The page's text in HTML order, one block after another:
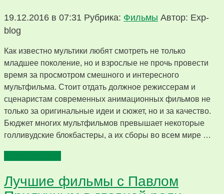
19.12.2016 в 07:31 Рубрика: Фильмы Автор: Exp-
blog
Как известно мультики любят смотреть не только
младшее поколение, но и взрослые не прочь провести
время за просмотром смешного и интересного
мультфильма. Стоит отдать должное режиссерам и
сценаристам современных анимационных фильмов не
только за оригинальные идеи и сюжет, но и за качество.
Бюджет многих мультфильмов превышает некоторые
голливудские блокбастеры, а их сборы во всем мире …
Лучшие фильмы с Павлом